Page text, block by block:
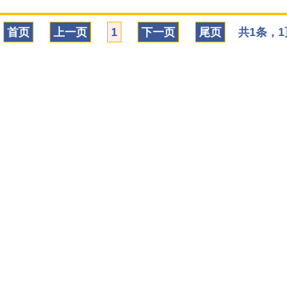
首页 上一页 1 下一页 尾页 共1条，1